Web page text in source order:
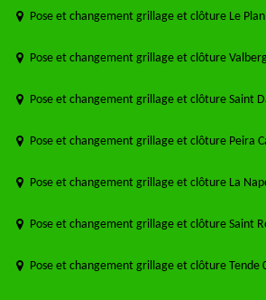
Pose et changement grillage et clôture Le
Pose et changement grillage et clôture
Pose et changement grillage et clôture Saint
Pose et changement grillage et clôture Peira
Pose et changement grillage et clôture La
Pose et changement grillage et clôture Saint
Pose et changement grillage et clôture Tende